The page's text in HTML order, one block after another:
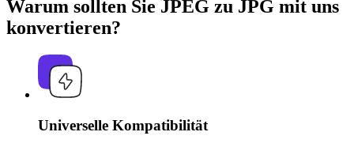
Warum sollten Sie JPEG zu JPG mit uns
konvertieren?
Universelle Kompatibilität